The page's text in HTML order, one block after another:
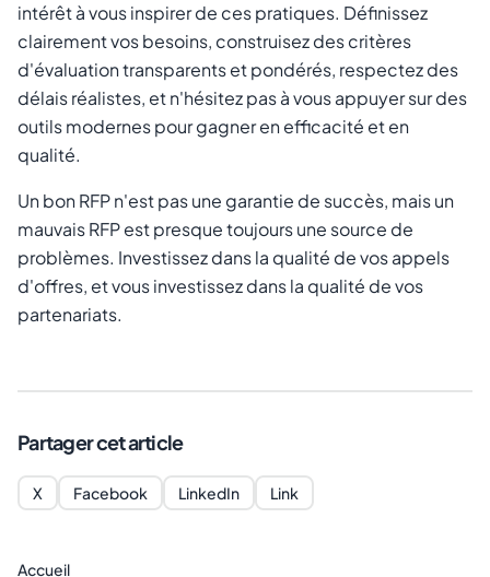
intérêt à vous inspirer de ces pratiques. Définissez
clairement vos besoins, construisez des critères
d'évaluation transparents et pondérés, respectez des
délais réalistes, et n'hésitez pas à vous appuyer sur des
outils modernes pour gagner en efficacité et en
qualité.
Un bon RFP n'est pas une garantie de succès, mais un
mauvais RFP est presque toujours une source de
problèmes. Investissez dans la qualité de vos appels
d'offres, et vous investissez dans la qualité de vos
partenariats.
Partager cet article
X Facebook LinkedIn Link
Accueil